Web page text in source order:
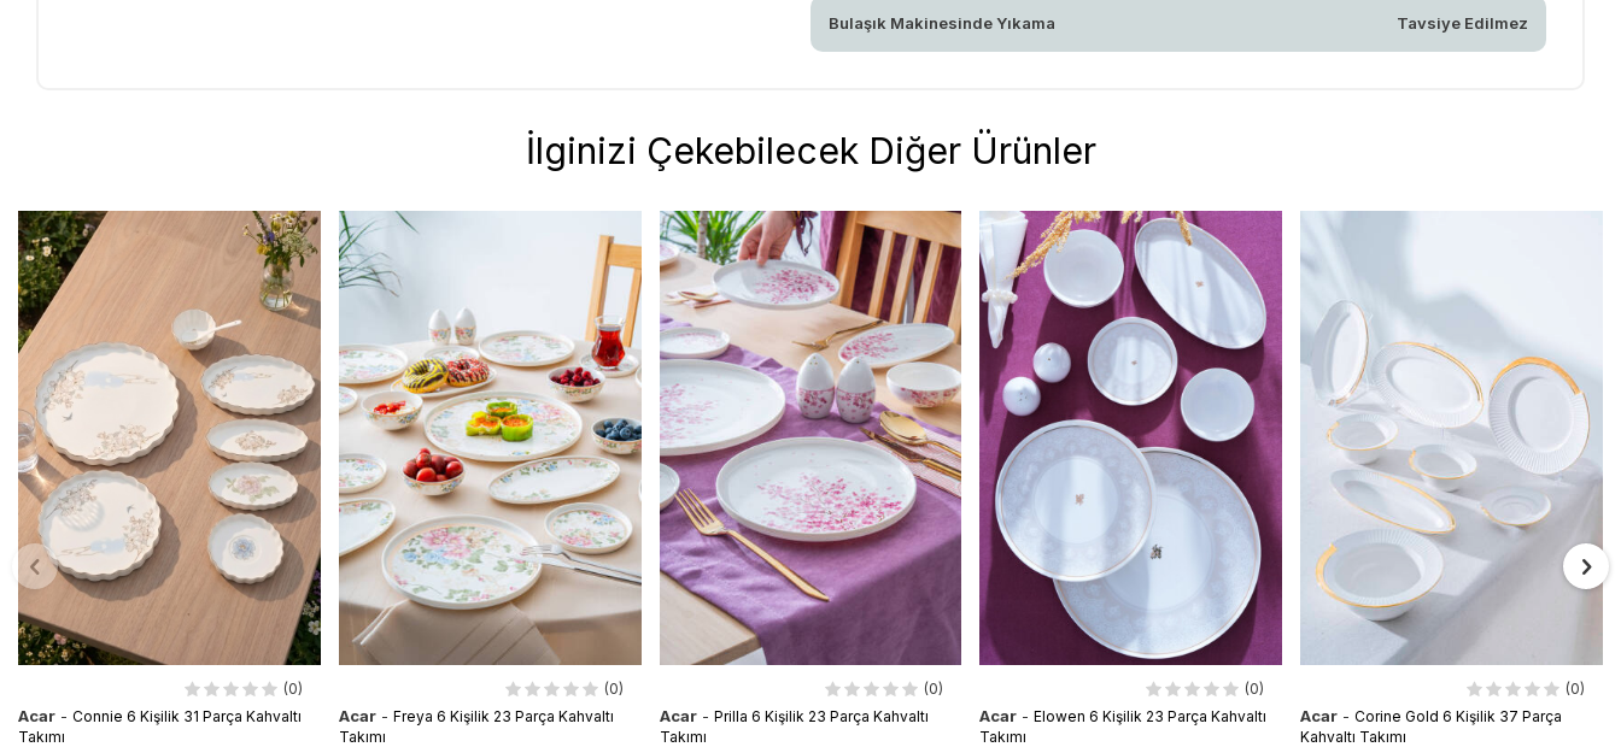
Bulaşık Makinesinde Yıkama Tavsiye Edilmez
İlginizi Çekebilecek Diğer Ürünler
(0)
Acar - Connie 6 Kişilik 31 Parça Kahvaltı
Takımı
(0)
Acar - Freya 6 Kişilik 23 Parça Kahvaltı
Takımı
(0)
Acar - Prilla 6 Kişilik 23 Parça Kahvaltı
Takımı
(0)
Acar - Elowen 6 Kişilik 23 Parça Kahvaltı
Takımı
(0)
Acar - Corine Gold 6 Kişilik 37 Parça
Kahvaltı Takımı